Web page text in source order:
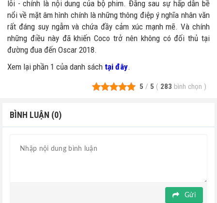
lõi - chính là nội dung của bộ phim. Đằng sau sự hấp dẫn bề
nổi về mặt âm hình chính là những thông điệp ý nghĩa nhân văn
rất đáng suy ngẫm và chứa đầy cảm xúc mạnh mẽ. Và chính
những điều này đã khiến Coco trở nên không có đối thủ tại
đường đua đến Oscar 2018.
Xem lại phần 1 của danh sách tại đây.
5 / 5 ( 283 bình chọn )
BÌNH LUẬN (0)
Gửi